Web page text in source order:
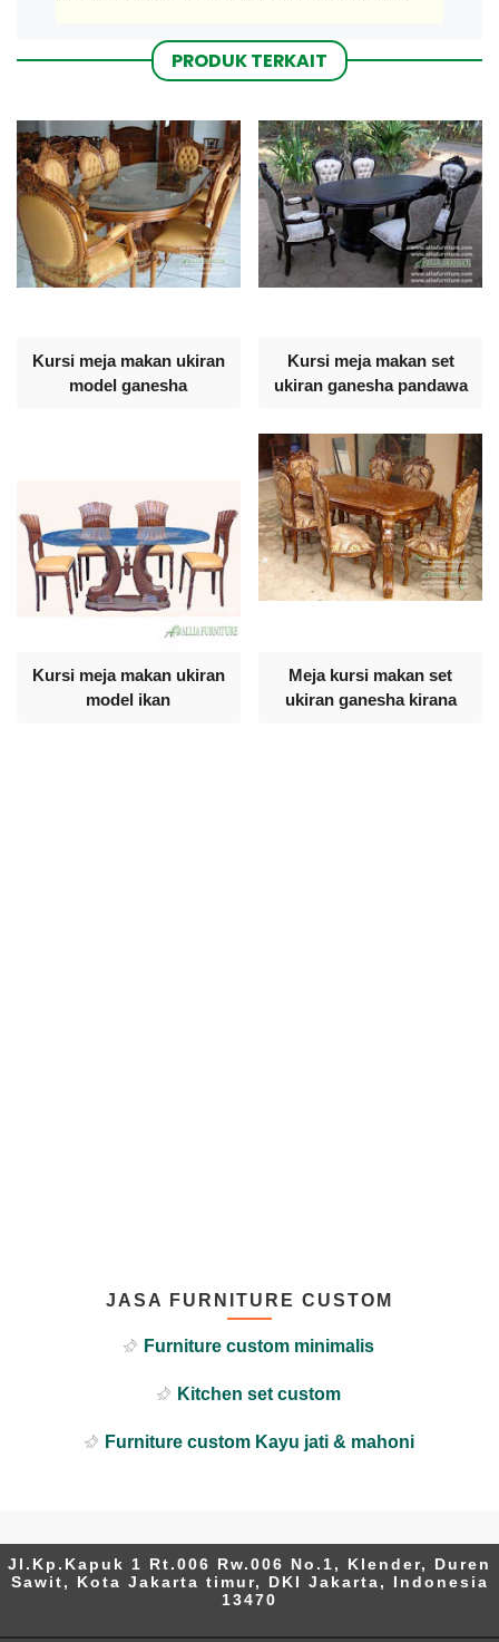
PRODUK TERKAIT
Kursi meja makan ukiran
model ganesha
Kursi meja makan set
ukiran ganesha pandawa
Kursi meja makan ukiran
model ikan
Meja kursi makan set
ukiran ganesha kirana
JASA FURNITURE CUSTOM
Furniture custom minimalis
Kitchen set custom
Furniture custom Kayu jati & mahoni
Jl.Kp.Kapuk 1 Rt.006 Rw.006 No.1, Klender, Duren
Sawit, Kota Jakarta timur, DKI Jakarta, Indonesia
13470